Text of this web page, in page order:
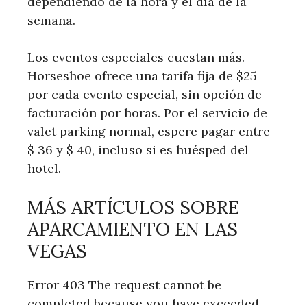
semana.
Los eventos especiales cuestan más.
Horseshoe ofrece una tarifa fija de $25
por cada evento especial, sin opción de
facturación por horas. Por el servicio de
valet parking normal, espere pagar entre
$ 36 y $ 40, incluso si es huésped del
hotel.
MÁS ARTÍCULOS SOBRE
APARCAMIENTO EN LAS
VEGAS
Error 403 The request cannot be